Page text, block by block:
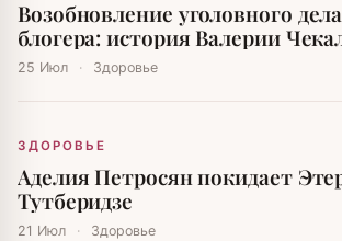
Возобновление уголовного
блогера: история Валерии
25 Июл · Здоровье
ЗДОРОВЬЕ
Аделия Петросян покидает
Тутберидзе
21 Июл · Здоровье